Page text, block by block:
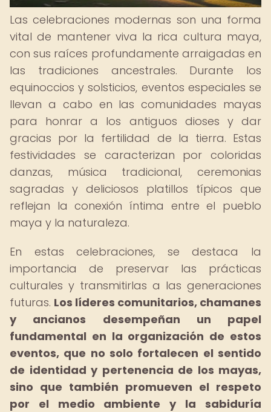
Las celebraciones modernas son una forma
vital de mantener viva la rica cultura maya,
con sus raíces profundamente arraigadas en
las tradiciones ancestrales. Durante los
equinoccios y solsticios, eventos especiales se
llevan a cabo en las comunidades mayas
para honrar a los antiguos dioses y dar
gracias por la fertilidad de la tierra. Estas
festividades se caracterizan por coloridas
danzas, música tradicional, ceremonias
sagradas y deliciosos platillos típicos que
reflejan la conexión íntima entre el pueblo
maya y la naturaleza.
En estas celebraciones, se destaca la
importancia de preservar las prácticas
culturales y transmitirlas a las generaciones
futuras. Los líderes comunitarios, chamanes
y ancianos desempeñan un papel
fundamental en la organización de estos
eventos, que no solo fortalecen el sentido
de identidad y pertenencia de los mayas,
sino que también promueven el respeto
por el medio ambiente y la sabiduría